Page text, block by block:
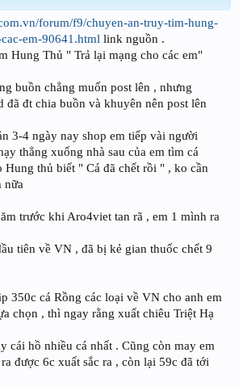
forum/f9/chuyen-an-truy-tim-hung-
em-90641.html link nguồn .
Hung Thủ " Trả lại mạng cho các em"
buồn chẳng muốn post lên , nhưng
đã đt chia buồn và khuyên nên post lên
3-4 ngày nay shop em tiếp vài người
thẳng xuống nhà sau của em tìm cá
Hung thủ biết " Cá đã chết rồi " , ko cần
nữa
trước khi Aro4viet tan rã , em 1 mình ra
tiên về VN , đã bị kẻ gian thuốc chết 9
350c cá Rồng các loại về VN cho anh em
chọn , thì ngay rằng xuất chiêu Triệt Hạ
cái hồ nhiều cá nhất . Cũng còn may em
được 6c xuất sắc ra , còn lại 59c đã tới